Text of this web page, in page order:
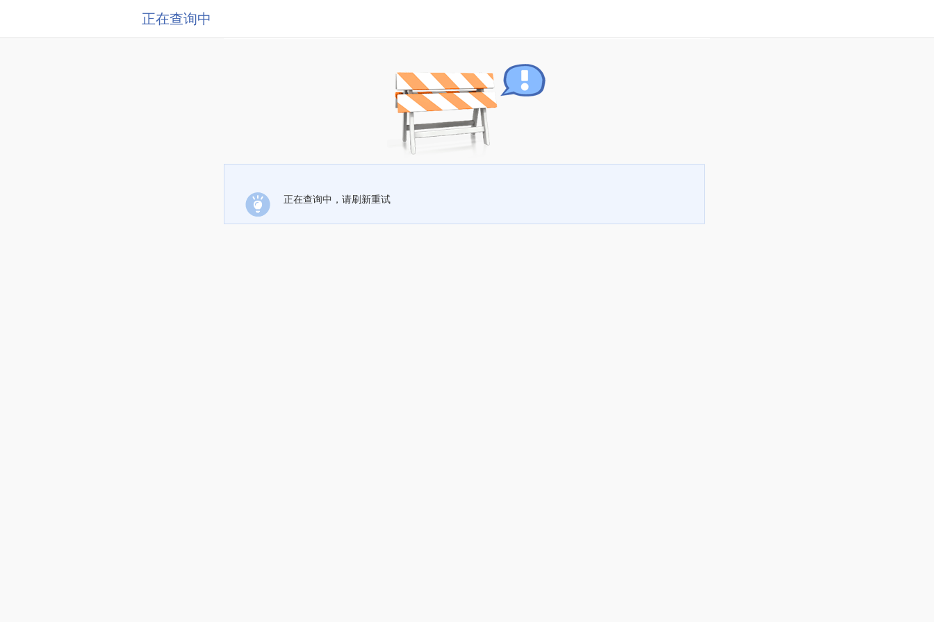
正在查询中
正在查询中，请刷新重试